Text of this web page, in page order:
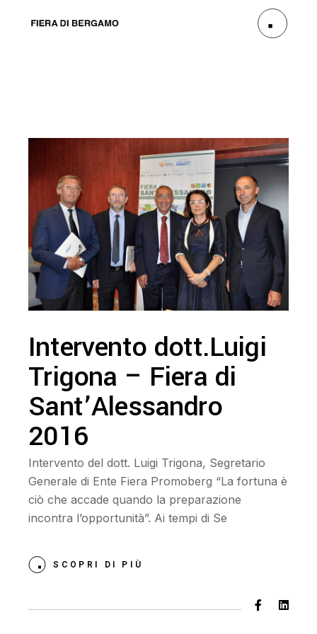
Intervento dott.Luigi
Trigona – Fiera di
Sant’Alessandro
2016
Intervento del dott. Luigi Trigona, Segretario
Generale di Ente Fiera Promoberg “La fortuna è
ciò che accade quando la preparazione
incontra l’opportunità”. Ai tempi di Se
SCOPRI DI PIÙ